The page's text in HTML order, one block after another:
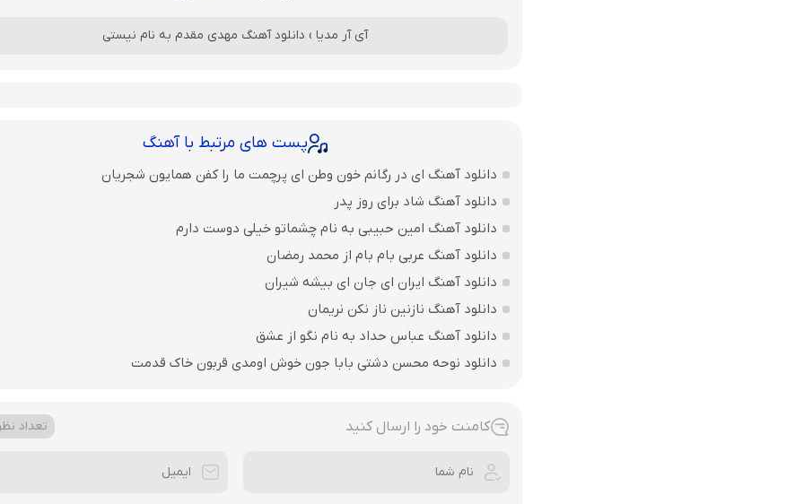
آی آر مدیا › دانلود آهنگ مهدی مقدم به نام نیستی
پست های مرتبط با آهنگ
دانلود آهنگ ای در رگانم خون وطن ای پرچمت ما را کفن همایون شجریان
دانلود آهنگ شاد برای روز پدر
دانلود آهنگ امین حبیبی به نام چشماتو خیلی دوست دارم
دانلود آهنگ عربی بام بام از محمد رمضان
دانلود آهنگ ایران ای جان ای بیشه شیران
دانلود آهنگ نازنین ناز نکن نریمان
دانلود آهنگ عباس حداد به نام نگو از عشق
دانلود نوحه محسن دشتی بابا جون خوش اومدی قربون خاک قدمت
کامنت خود را ارسال کنید تعداد